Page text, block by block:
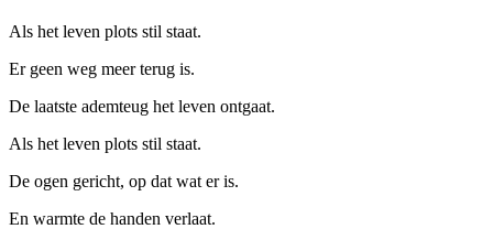
Als het leven plots stil staat.
Er geen weg meer terug is.
De laatste ademteug het leven ontgaat.
Als het leven plots stil staat.
De ogen gericht, op dat wat er is.
En warmte de handen verlaat.